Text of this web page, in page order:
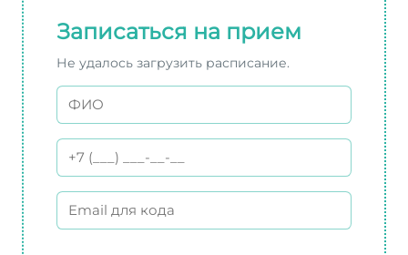
Записаться на прием
Не удалось загрузить расписание.